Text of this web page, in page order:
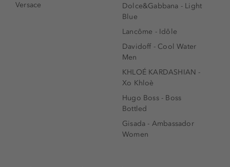
Versace
Dolce&Gabbana - Light
Blue
Lancôme - Idôle
Davidoff - Cool Water
Men
KHLOÉ KARDASHIAN -
Xo Khloè
Hugo Boss - Boss
Bottled
Gisada - Ambassador
Women